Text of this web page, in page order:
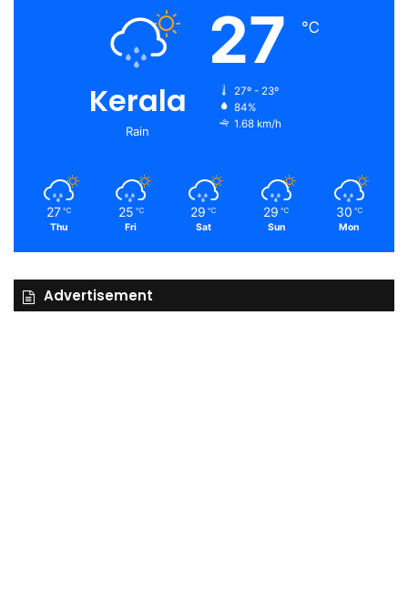
Kerala
Rain
27 ℃
27º - 23º
84%
1.68 km/h
27 ℃
Thu
25 ℃
Fri
29 ℃
Sat
29 ℃
Sun
30 ℃
Mon
Advertisement